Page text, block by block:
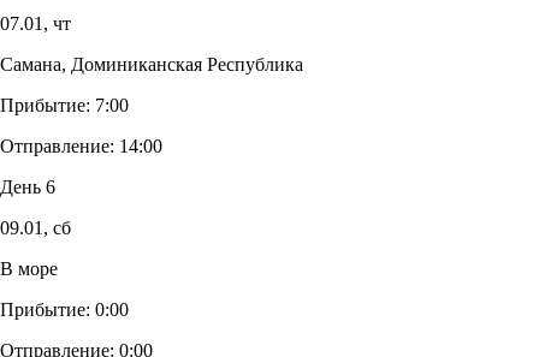
07.01, чт
Самана, Доминиканская Республика
Прибытие: 7:00
Отправление: 14:00
День 6
09.01, сб
В море
Прибытие: 0:00
Отправление: 0:00